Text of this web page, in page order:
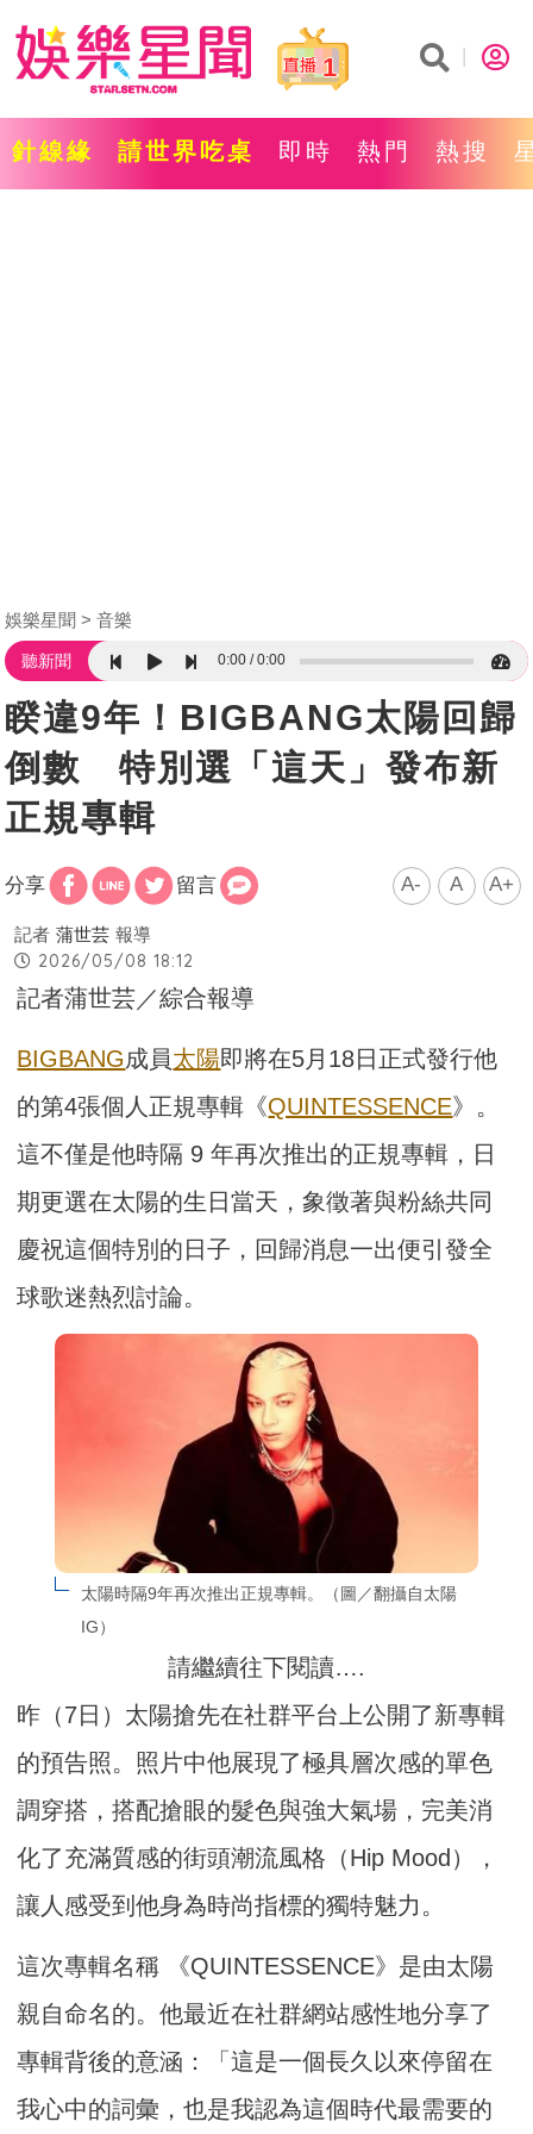
1
針線緣 請世界吃桌 即時 熱門 熱搜
娛樂星聞 音樂
聽新聞 0:00 0:00
睽違9年！BIGBANG太陽回歸
倒數 特別選「這天」發布新
正規專輯
分享 留言 A- A A+
記者 蒲世芸 報導
2026/05/08 18:12
記者蒲世芸／綜合報導
BIGBANG成員太陽即將在5月18日正式發行他
的第4張個人正規專輯《QUINTESSENCE》。
這不僅是他時隔 9 年再次推出的正規專輯，日
期更選在太陽的生日當天，象徵著與粉絲共同
慶祝這個特別的日子，回歸消息一出便引發全
球歌迷熱烈討論。
太陽時隔9年再次推出正規專輯。（圖／翻攝自太陽
IG）
請繼續往下閱讀….
昨（7日）太陽搶先在社群平台上公開了新專輯
的預告照。照片中他展現了極具層次感的單色
調穿搭，搭配搶眼的髮色與強大氣場，完美消
化了充滿質感的街頭潮流風格（Hip Mood），
讓人感受到他身為時尚指標的獨特魅力。
這次專輯名稱 《QUINTESSENCE》是由太陽
親自命名的。他最近在社群網站感性地分享了
專輯背後的意涵：「這是一個長久以來停留在
我心中的詞彙，也是我認為這個時代最需要的